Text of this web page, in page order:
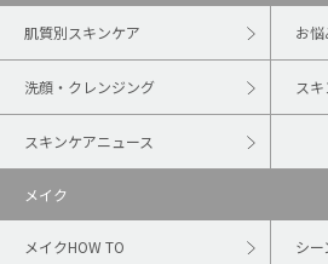
肌質別スキンケア お
洗顔・クレンジング ス
スキンケアニュース
メイク
メイクHOW TO シ